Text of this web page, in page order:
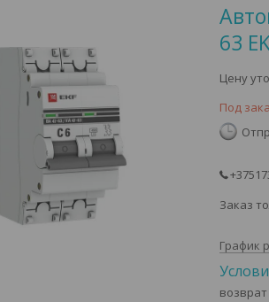
63
Цену
Под
Заказ
График